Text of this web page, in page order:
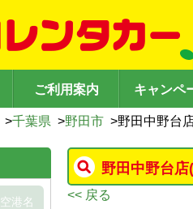
ご利用案内 キャンペ
>千葉県 >野田市 >野田中野台
野田中野台店
<< 戻る
空港名